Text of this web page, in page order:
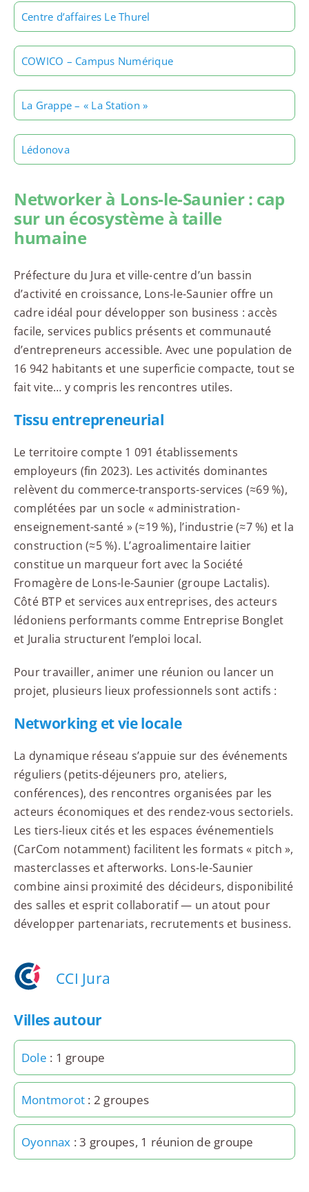
Centre d’affaires Le Thurel
COWICO – Campus Numérique
La Grappe – « La Station »
Lédonova
Networker à Lons-le-Saunier : cap
sur un écosystème à taille
humaine
Préfecture du Jura et ville-centre d’un bassin
d’activité en croissance, Lons-le-Saunier offre un
cadre idéal pour développer son business : accès
facile, services publics présents et communauté
d’entrepreneurs accessible. Avec une population de
16 942 habitants et une superficie compacte, tout se
fait vite… y compris les rencontres utiles.
Tissu entrepreneurial
Le territoire compte 1 091 établissements
employeurs (fin 2023). Les activités dominantes
relèvent du commerce-transports-services (≈69 %),
complétées par un socle « administration-
enseignement-santé » (≈19 %), l’industrie (≈7 %) et la
construction (≈5 %). L’agroalimentaire laitier
constitue un marqueur fort avec la Société
Fromagère de Lons-le-Saunier (groupe Lactalis).
Côté BTP et services aux entreprises, des acteurs
lédoniens performants comme Entreprise Bonglet
et Juralia structurent l’emploi local.
Pour travailler, animer une réunion ou lancer un
projet, plusieurs lieux professionnels sont actifs :
Networking et vie locale
La dynamique réseau s’appuie sur des événements
réguliers (petits-déjeuners pro, ateliers,
conférences), des rencontres organisées par les
acteurs économiques et des rendez-vous sectoriels.
Les tiers-lieux cités et les espaces événementiels
(CarCom notamment) facilitent les formats « pitch »,
masterclasses et afterworks. Lons-le-Saunier
combine ainsi proximité des décideurs, disponibilité
des salles et esprit collaboratif — un atout pour
développer partenariats, recrutements et business.
CCI Jura
Villes autour
Dole : 1 groupe
Montmorot : 2 groupes
Oyonnax : 3 groupes, 1 réunion de groupe